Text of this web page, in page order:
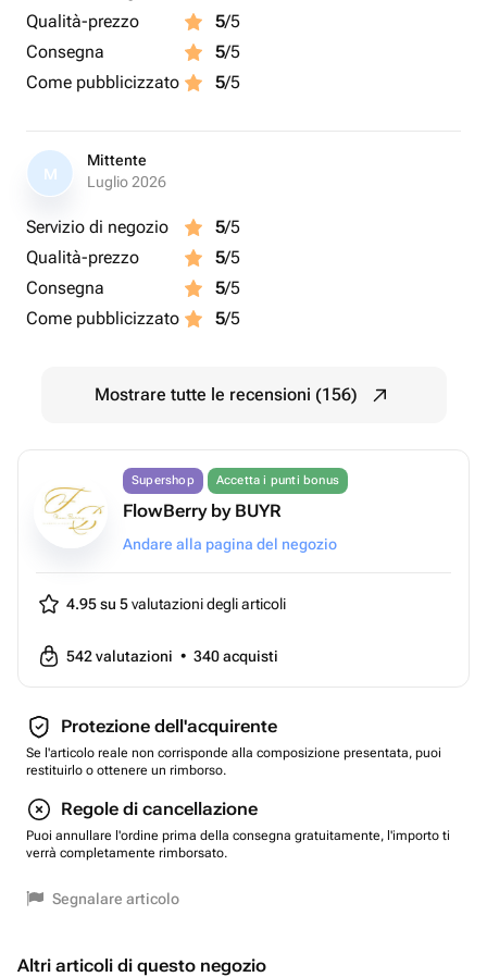
Qualità-prezzo
5/5
Consegna
5/5
Come pubblicizzato
5/5
M
Mittente
Luglio 2026
Servizio di negozio 5/5
Qualità-prezzo
5/5
Consegna
5/5
Come pubblicizzato
5/5
Mostrare tutte le recensioni (156)
Supershop Accetta i punti bonus
FlowBerry by BUYR
Andare alla pagina del negozio
4.95 su 5valutazioni degli articoli
542valutazioni • 340acquisti
Protezione dell'acquirente
Se l'articolo reale non corrisponde alla composizione presentata, puoi
restituirlo o ottenere un rimborso.
Regole di cancellazione
Puoi annullare l'ordine prima della consegna gratuitamente, l'importo ti
verrà completamente rimborsato.
Segnalare articolo
Altri articoli di questo negozio